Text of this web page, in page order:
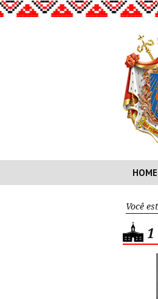
HOME
Você
1